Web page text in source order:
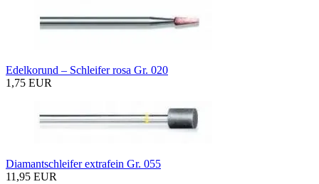
Edelkorund – Schleifer rosa Gr. 020
1,75 EUR
Diamantschleifer extrafein Gr. 055
11,95 EUR